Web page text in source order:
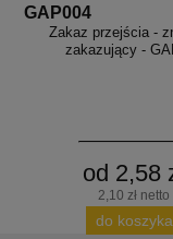
GAP004
Zakaz przejścia -
zakazujący -
od 2,58
2,10 zł netto
do koszyka